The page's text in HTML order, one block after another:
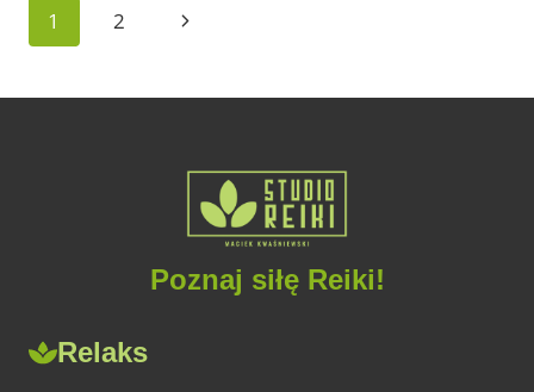
Nawigacja
1 2
Następna
Poznaj siłę Reiki!
Relaks